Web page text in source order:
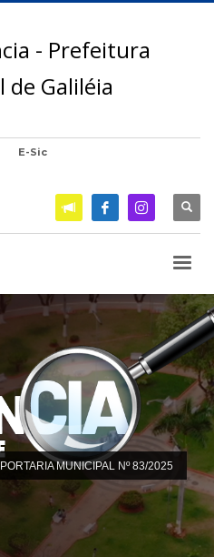
E-Sic
PORTARIA MUNICIPAL Nº 83/2025